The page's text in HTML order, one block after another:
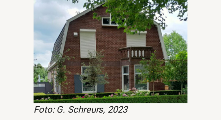
Foto: G. Schreurs, 2023